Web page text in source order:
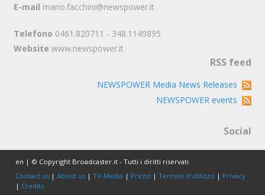
E-mail mario.facchini@newspower.it
Telefono 0461.820711 - 348.1149895
Website www.newspower.it
RSS feed
NEWSPOWER Media News Releases
NEWSPOWER events
Social
en | © Copyright Broadcaster.it - Tutti i diritti riservati
Contact us |About us |TV-Media | Prezzi |Termini d'utilizzo | Privacy
| Credits